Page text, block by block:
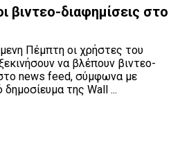
βιντεο-διαφημίσεις στο
Πέμπτη οι χρήστες του
να βλέπουν βιντεο-
news feed, σύμφωνα με
δημοσίευμα της Wall ...